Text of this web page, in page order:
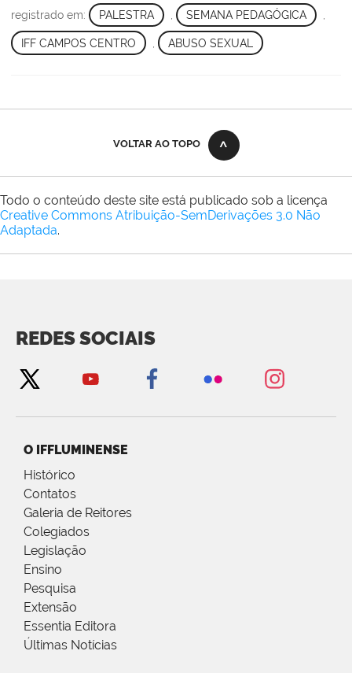
registrado em: PALESTRA SEMANA PEDAGÓGICA
IFF CAMPOS CENTRO ABUSO SEXUAL
VOLTAR AO TOPO
Todo o conteúdo deste site está publicado sob a licença
Creative Commons Atribuição-SemDerivações 3.0 Não
Adaptada.
REDES SOCIAIS
O IFFLUMINENSE
Histórico
Contatos
Galeria de Reitores
Colegiados
Legislação
Ensino
Pesquisa
Extensão
Essentia Editora
Últimas Notícias